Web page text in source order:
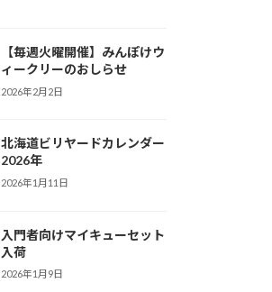
【毎週火曜開催】みんぽけウ
ィークリーのおしらせ
2026年2月2日
北海道ビリヤードカレンダー
2026年
2026年1月11日
入門者向けマイキューセット
入荷
2026年1月9日